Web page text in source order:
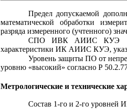
Предел допускаемой
математической
обработки
разряда измеренного (учтенного)
СПО
ИВК АИИС КУЭ
характеристики ИК АИИС КУЭ,
Уровень защиты ПО от
уровню «высокий» согласно Р
Метрологические и технические
Состав 1-го и 2-го